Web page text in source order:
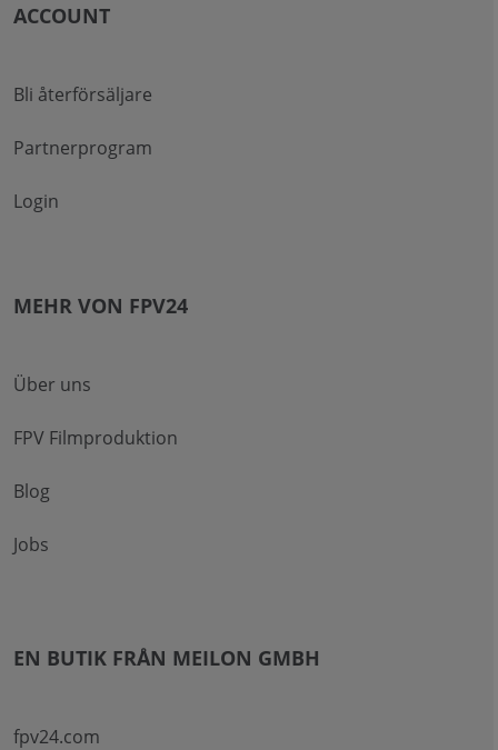
ACCOUNT
Bli återförsäljare
Partnerprogram
Login
MEHR VON FPV24
Über uns
FPV Filmproduktion
Blog
Jobs
EN BUTIK FRÅN MEILON GMBH
fpv24.com